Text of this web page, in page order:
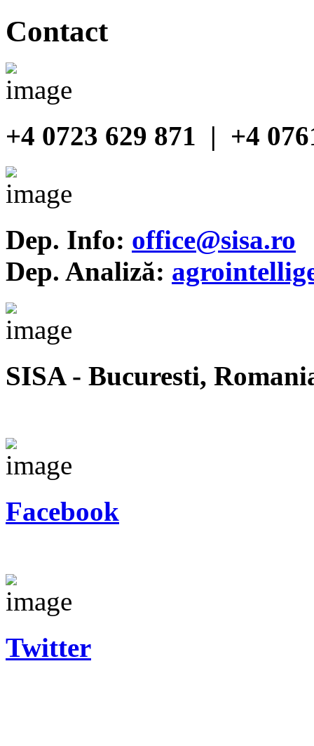
Contact
+4 0723 629 871 | +4
Dep. Info: office@sisa.ro
Dep. Analiză:
SISA - Bucuresti,
Facebook
Twitter